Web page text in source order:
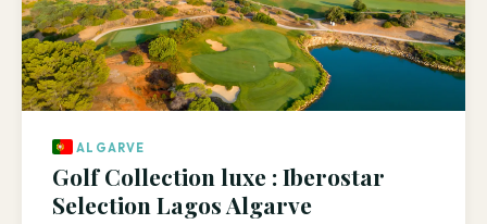
ALGARVE
Golf Collection luxe : Iberostar
Selection Lagos Algarve